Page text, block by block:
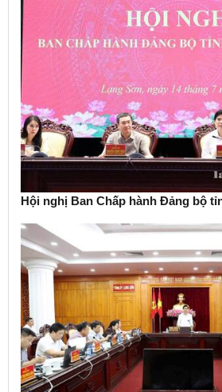
Hội nghị Ban Chấp hành Đảng bộ